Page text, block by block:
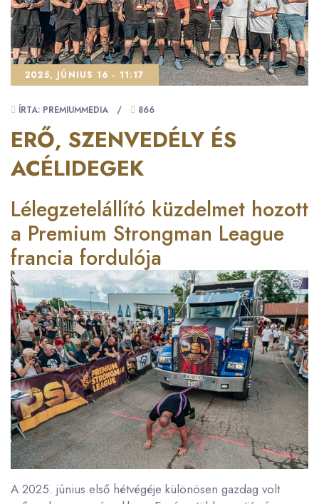
2025, JÚNIUS 16 - 11:17
ÍRTA: PREMIUMMEDIA / 866
ERŐ, SZENVEDÉLY ÉS
ACÉLIDEGEK
Lélegzetelállító küzdelmet hozott
a Premium Strongman League
francia fordulója
A 2025. június első hétvégéje különösen gazdag volt